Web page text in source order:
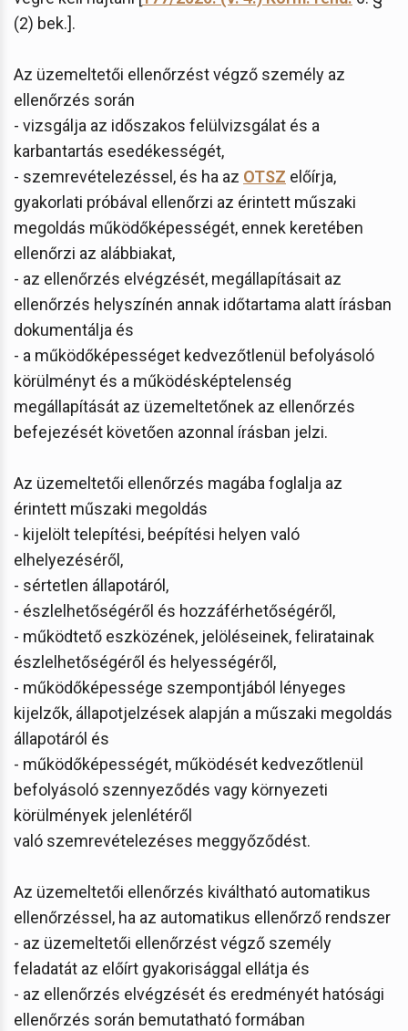
(2) bek.].
Az üzemeltetői ellenőrzést végző személy az
ellenőrzés során
- vizsgálja az időszakos felülvizsgálat és a
karbantartás esedékességét,
- szemrevételezéssel, és ha az OTSZ előírja,
gyakorlati próbával ellenőrzi az érintett műszaki
megoldás működőképességét, ennek keretében
ellenőrzi az alábbiakat,
- az ellenőrzés elvégzését, megállapításait az
ellenőrzés helyszínén annak időtartama alatt írásban
dokumentálja és
- a működőképességet kedvezőtlenül befolyásoló
körülményt és a működésképtelenség
megállapítását az üzemeltetőnek az ellenőrzés
befejezését követően azonnal írásban jelzi.
Az üzemeltetői ellenőrzés magába foglalja az
érintett műszaki megoldás
- kijelölt telepítési, beépítési helyen való
elhelyezéséről,
- sértetlen állapotáról,
- észlelhetőségéről és hozzáférhetőségéről,
- működtető eszközének, jelöléseinek, feliratainak
észlelhetőségéről és helyességéről,
- működőképessége szempontjából lényeges
kijelzők, állapotjelzések alapján a műszaki megoldás
állapotáról és
- működőképességét, működését kedvezőtlenül
befolyásoló szennyeződés vagy környezeti
körülmények jelenlétéről
való szemrevételezéses meggyőződést.
Az üzemeltetői ellenőrzés kiváltható automatikus
ellenőrzéssel, ha az automatikus ellenőrző rendszer
- az üzemeltetői ellenőrzést végző személy
feladatát az előírt gyakorisággal ellátja és
- az ellenőrzés elvégzését és eredményét hatósági
ellenőrzés során bemutatható formában